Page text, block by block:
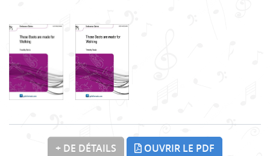
+ DE DÉTAILS OUVRIR LE PDF